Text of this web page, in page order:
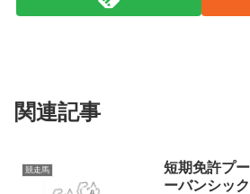
関連記事
競走馬
短期免許プ
ーバンシッ